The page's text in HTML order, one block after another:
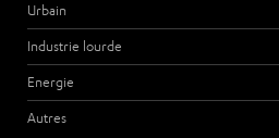
Urbain
Industrie lourde
Energie
Autres